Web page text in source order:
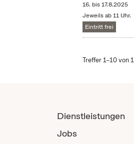
16. bis17.8.2025
Jeweils ab 11 Uhr.
Eintritt frei
Treffer 1–10 von
Dienstleistungen
Jobs